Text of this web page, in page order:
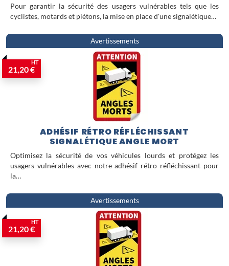
Pour garantir la sécurité des usagers vulnérables tels que les
cyclistes, motards et piétons, la mise en place d'une signalétique…
Avertissements
21,20 €
HT
ADHÉSIF RÉTRO RÉFLÉCHISSANT
SIGNALÉTIQUE ANGLE MORT
Optimisez la sécurité de vos véhicules lourds et protégez les
usagers vulnérables avec notre adhésif rétro réfléchissant pour
la…
Avertissements
21,20 €
HT